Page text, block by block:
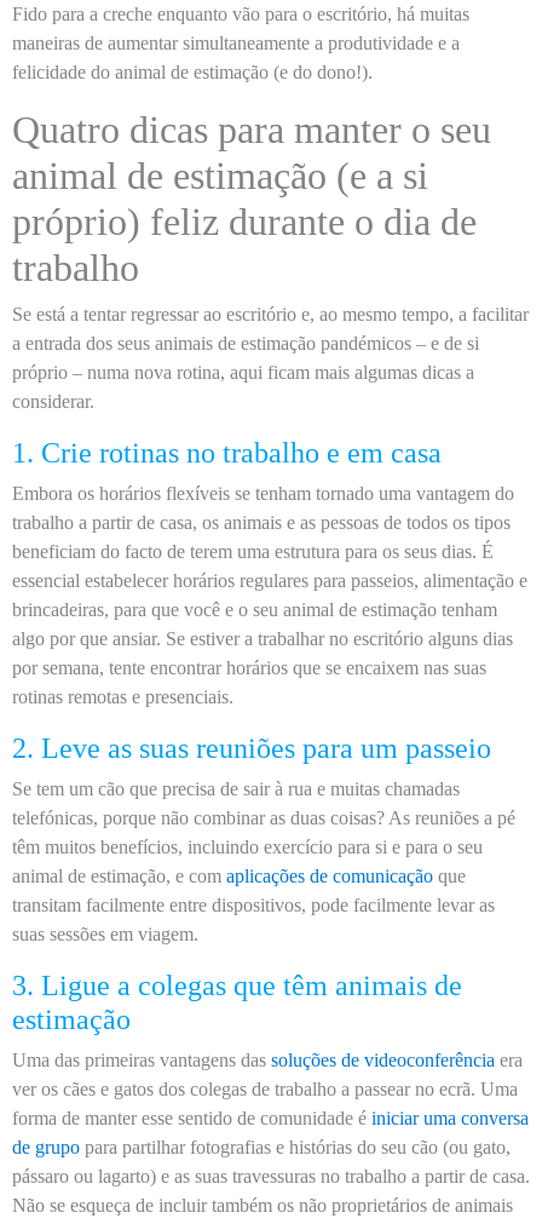
Fido para a creche enquanto vão para o escritório, há muitas
maneiras de aumentar simultaneamente a produtividade e a
felicidade do animal de estimação (e do dono!).
Quatro dicas para manter o seu
animal de estimação (e a si
próprio) feliz durante o dia de
trabalho
Se está a tentar regressar ao escritório e, ao mesmo tempo, a facilitar
a entrada dos seus animais de estimação pandémicos – e de si
próprio – numa nova rotina, aqui ficam mais algumas dicas a
considerar.
1. Crie rotinas no trabalho e em casa
Embora os horários flexíveis se tenham tornado uma vantagem do
trabalho a partir de casa, os animais e as pessoas de todos os tipos
beneficiam do facto de terem uma estrutura para os seus dias. É
essencial estabelecer horários regulares para passeios, alimentação e
brincadeiras, para que você e o seu animal de estimação tenham
algo por que ansiar. Se estiver a trabalhar no escritório alguns dias
por semana, tente encontrar horários que se encaixem nas suas
rotinas remotas e presenciais.
2. Leve as suas reuniões para um passeio
Se tem um cão que precisa de sair à rua e muitas chamadas
telefónicas, porque não combinar as duas coisas? As reuniões a pé
têm muitos benefícios, incluindo exercício para si e para o seu
animal de estimação, e com aplicações de comunicação que
transitam facilmente entre dispositivos, pode facilmente levar as
suas sessões em viagem.
3. Ligue a colegas que têm animais de
estimação
Uma das primeiras vantagens das soluções de videoconferência era
ver os cães e gatos dos colegas de trabalho a passear no ecrã. Uma
forma de manter esse sentido de comunidade é iniciar uma conversa
de grupo para partilhar fotografias e histórias do seu cão (ou gato,
pássaro ou lagarto) e as suas travessuras no trabalho a partir de casa.
Não se esqueça de incluir também os não proprietários de animais